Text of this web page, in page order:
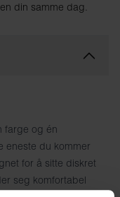
din samme dag.
farge og én
eneste du kommer
for å sitte diskret
seg komfortabel